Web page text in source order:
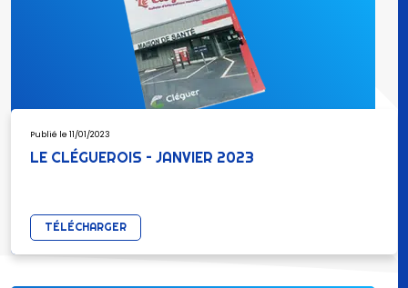
Publié le 11/01/2023
LE CLÉGUEROIS – JANVIER 2023
TÉLÉCHARGER